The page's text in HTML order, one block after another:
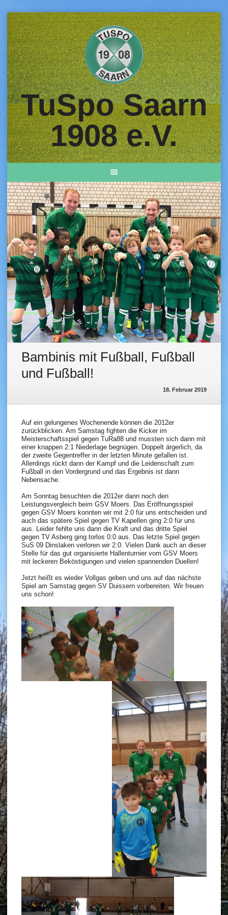
Skip
to
content
TuSpo Saarn
1908 e.V.
Bambinis mit Fußball, Fußball
und Fußball!
18. Februar 2019
Auf ein gelungenes Wochenende können die 2012er
zurückblicken. Am Samstag fighten die Kicker im
Meisterschaftsspiel gegen TuRa88 und mussten sich dann mit
einer knappen 2:1 Niederlage begnügen. Doppelt ärgerlich, da
der zweite Gegentreffer in der letzten Minute gefallen ist.
Allerdings rückt dann der Kampf und die Leidenschaft zum
Fußball in den Vordergrund und das Ergebnis ist dann
Nebensache.
Am Sonntag besuchten die 2012er dann noch den
Leistungsvergleich beim GSV Moers. Das Eröffnungsspiel
gegen GSV Moers konnten wir mit 2:0 für uns entscheiden und
auch das spätere Spiel gegen TV Kapellen ging 2:0 für uns
aus. Leider fehlte uns dann die Kraft und das dritte Spiel
gegen TV Asberg ging torlos 0:0 aus. Das letzte Spiel gegen
SuS 09 Dinslaken verloren wir 2:0. Vielen Dank auch an dieser
Stelle für das gut organisierte Hallenturnier vom GSV Moers
mit leckeren Beköstigungen und vielen spannenden Duellen!
Jetzt heißt es wieder Vollgas geben und uns auf das nächste
Spiel am Samstag gegen SV Duissern vorbereiten. Wir freuen
uns schon!